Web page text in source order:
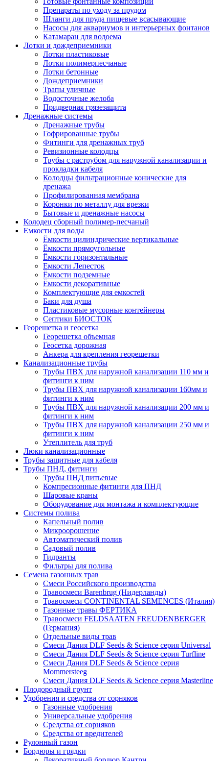
Препараты по уходу за прудом
Шланги для пруда пищевые всасывающие
Насосы для аквариумов и интерьерных фонтанов
Катамаран для водоема
Лотки и дождеприемники
Лотки пластиковые
Лотки полимерпесчаные
Лотки бетонные
Дождеприемники
Трапы уличные
Водосточные желоба
Придверная грязезащита
Дренажные системы
Дренажные трубы
Гофрированные трубы
Фитинги для дренажных труб
Ревизионные колодцы
Трубы с раструбом для наружной канализации и
прокладки кабеля
Колодцы фильтрационные конические для
дренажа
Профилированная мембрана
Коронки по металлу для врезки
Бытовые и дренажные насосы
Колодец сборный полимер-песчаный
Емкости для воды
Ёмкости цилиндрические вертикальные
Ёмкости прямоугольные
Ёмкости горизонтальные
Емкости Лепесток
Ёмкости подземные
Ёмкости декоративные
Комплектующие для емкостей
Баки для душа
Пластиковые мусорные контейнеры
Септики БИОСТОК
Георешетка и геосетка
Георешетка объемная
Геосетка дорожная
Анкера для крепления георешетки
Канализационные трубы
Трубы ПВХ для наружной канализации 110 мм и
фитинги к ним
Трубы ПВХ для наружной канализации 160мм и
фитинги к ним
Трубы ПВХ для наружной канализации 200 мм и
фитинги к ним
Трубы ПВХ для наружной канализации 250 мм и
фитинги к ним
Утеплитель для труб
Люки канализационные
Трубы защитные для кабеля
Трубы ПНД, фитинги
Трубы ПНД питьевые
Компресионные фитинги для ПНД
Шаровые краны
Оборудование для монтажа и комплектующие
Системы полива
Капельный полив
Микроорошение
Автоматический полив
Садовый полив
Гидранты
Фильтры для полива
Семена газонных трав
Смеси Российского производства
Травосмеси Barenbrug (Нидерланды)
Травосмеси CONTINENTAL SEMENCES (Италия)
Газонные травы ФЕРТИКА
Травосмеси FELDSAATEN FREUDENBERGER
(Германия)
Отдельные виды трав
Смеси Дания DLF Seeds & Sciеnce серия Universal
Смеси Дания DLF Seeds & Sciеnce серия Turfline
Смеси Дания DLF Seeds & Sciеnce серия
Mommersteeg
Смеси Дания DLF Seeds & Sciеnce серия Masterline
Плодородный грунт
Удобрения и средства от сорняков
Газонные удобрения
Универсальные удобрения
Средства от сорняков
Средства от вредителей
Рулонный газон
Бордюры и грядки